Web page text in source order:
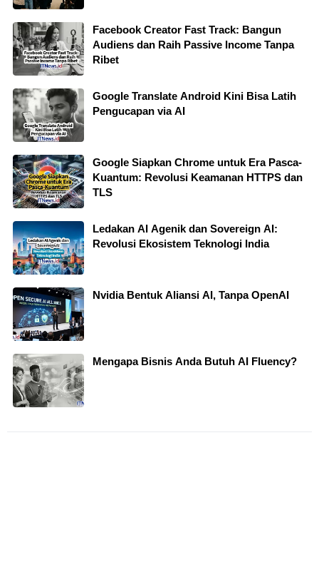
Facebook Creator Fast Track: Bangun
Audiens dan Raih Passive Income Tanpa
Ribet
Google Translate Android Kini Bisa Latih
Pengucapan via AI
Google Siapkan Chrome untuk Era Pasca-
Kuantum: Revolusi Keamanan HTTPS dan
TLS
Ledakan AI Agenik dan Sovereign AI:
Revolusi Ekosistem Teknologi India
Nvidia Bentuk Aliansi AI, Tanpa OpenAI
Mengapa Bisnis Anda Butuh AI Fluency?